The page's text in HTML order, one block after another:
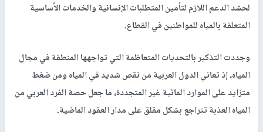
لحشد الدعم اللازم لتأمين المتطلبات الإنسانية والخدمات الأساسية
المتعلقة بالمياه للمواطنين في القطاع.
وجددت التذكير بالتحديات المتعاظمة التي تواجهها المنطقة في مجال
المياه، إذ تعاني الدول العربية من نقص شديد في المياه ومن ضغط
متزايد على الموارد المائية غير المتجددة، ما جعل حصة الفرد العربي من
المياه العذبة تتراجع بشكل مقلق على مدار العقود الماضية.